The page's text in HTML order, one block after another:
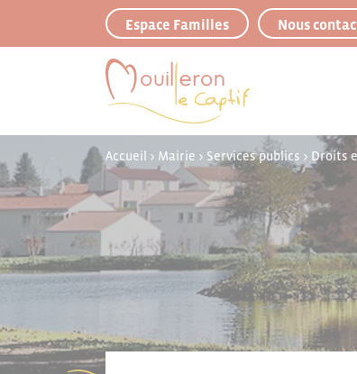
Espace Familles Nous
Accueil > Mairie > Services publics > Droits
Panneau de gestion des cookies